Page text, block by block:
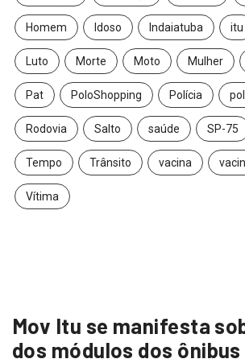
Homem Idoso Indaiatuba itu
Luto Morte Moto Mulher
Pat PoloShopping Polícia
Rodovia Salto saúde SP-75
Tempo Trânsito vacina
Vítima
Mov Itu se manifesta
dos módulos dos ônibus